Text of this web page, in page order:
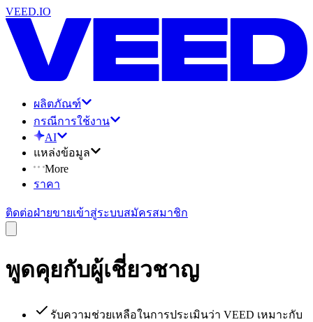
VEED.IO
ผลิตภัณฑ์
กรณีการใช้งาน
AI
แหล่งข้อมูล
More
ราคา
ติดต่อฝ่ายขายเข้าสู่ระบบสมัครสมาชิก
พูดคุยกับผู้เชี่ยวชาญ
รับความช่วยเหลือในการประเมินว่า VEED เหมาะกับ